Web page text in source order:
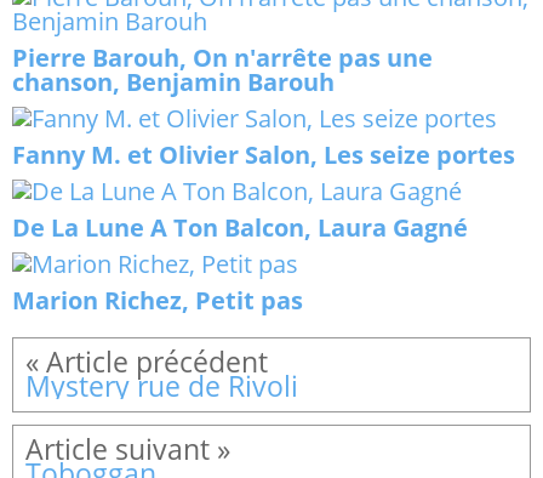
Pierre Barouh, On n'arrête pas une
chanson, Benjamin Barouh
Fanny M. et Olivier Salon, Les seize portes
De La Lune A Ton Balcon, Laura Gagné
Marion Richez, Petit pas
Mystery rue de Rivoli